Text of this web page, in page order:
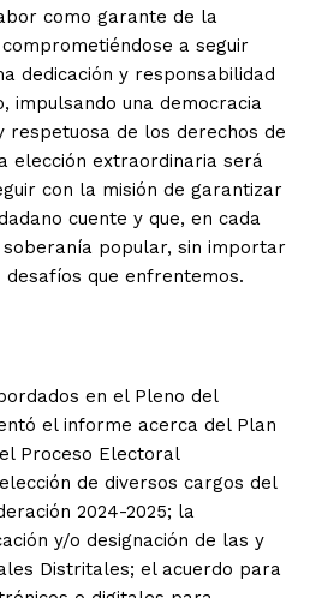
como garante de la
a seguir
dedicación y responsabilidad
impulsando una democracia
respetuosa de los derechos de
elección extraordinaria será
con la misión de garantizar
cuente y que, en cada
popular, sin importar
que enfrentemos.
en el Pleno del
el informe acerca del Plan
Proceso Electoral
de diversos cargos del
2024-2025; la
y/o designación de las y
Distritales; el acuerdo para